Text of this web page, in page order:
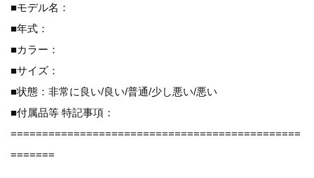
■モデル名：
■年式：
■カラー：
■サイズ：
■状態：非常に良い/良い/普通/少し悪い/悪い
■付属品等 特記事項：
==============================================
=======